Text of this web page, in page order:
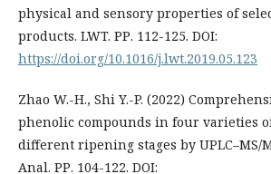
physical and sensory properties of
products. LWT. РР. 112-125. DOI:
https://doi.org/10.1016/j.lwt.2019.05.123
Zhao W.-H., Shi Y.-P. (2022)
phenolic compounds in four varieties
different ripening stages by UPLC–MS/
Anal. РР. 104-122. DOI: